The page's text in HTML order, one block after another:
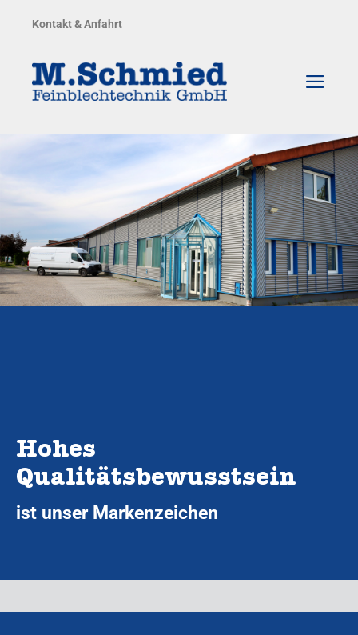
Inhalt
Kontakt & Anfahrt
Hohes
Qualitätsbewusstsein
ist unser Markenzeichen